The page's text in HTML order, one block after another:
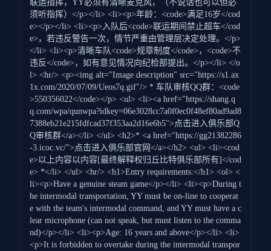
联运指挥，YY必须有清晰麦克风，（不说话也可以但必
须听指挥）</p></li> <li><p>年龄：<code>满足16岁</cod
e></p></li> <li><p>入队后<code>联运期间禁止超车</cod
e>，若违反警告一次，情节严重由管理层决定处理。</p>
</li> <li><p>清晰车队<code>规章制度</code>，<code>不
违反</code>，如有意见情况向纪检部提出。</p></li> </o
l> <hr/> <p><img alt="Image description" src="https://s1.ax
1x.com/2020/07/09/Ueos7q.gif"/> * 车队审核QQ群：<code
>550356022</code></p> <ul> <li><a href="https://shang.q
q.com/wpa/qunwpa?idkey=06e3028cc7a0f0ec0f48ef80ad9ad8
7388eb21e215fdfcad37f353aa2d16e6b5">点击进入俱乐部Q
Q审核群</a></li> </ul> <h2>* <a href="https://gg21382286
-3.icoc.vc/">点击进入俱乐部官网</a></h2> <ul> <li><cod
e>以上内容以内容[最终解释权归丘比特俱乐部所有]</cod
e> *</li> </ul> <hr/> <h1>Entry requirements:</h1> <ol> <
li><p>Have a genuine steam game</p></li> <li><p>During t
he intermodal transportation, YY must be on-line to cooperat
e with the team's intermodal command, and YY must have a c
lear microphone (can not speak, but must listen to the comma
nd)</p></li> <li><p>Age: 16 years and above</p></li> <li>
<p>It is forbidden to overtake during the intermodal transpor